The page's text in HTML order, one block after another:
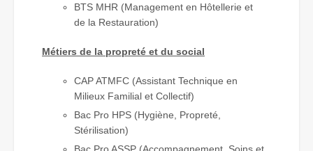
BTS MHR (Management en Hôtellerie et
de la Restauration)
Métiers de la propreté et du social
CAP ATMFC (Assistant Technique en
Milieux Familial et Collectif)
Bac Pro HPS (Hygiène, Propreté,
Stérilisation)
Bac Pro ASSP (Accompagnement, Soins et